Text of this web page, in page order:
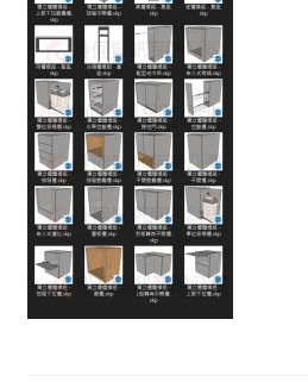
式,
人
人
都
能
上
手
的
3D
軟
體